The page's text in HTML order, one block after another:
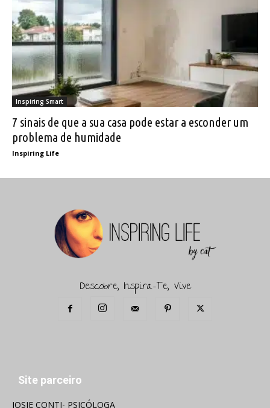
Inspiring Smart
7 sinais de que a sua casa pode estar a esconder um
problema de humidade
Inspiring Life
Descobre, Inspira-Te, Vive
Site parceiro
JOSIE CONTI- PSICÓLOGA